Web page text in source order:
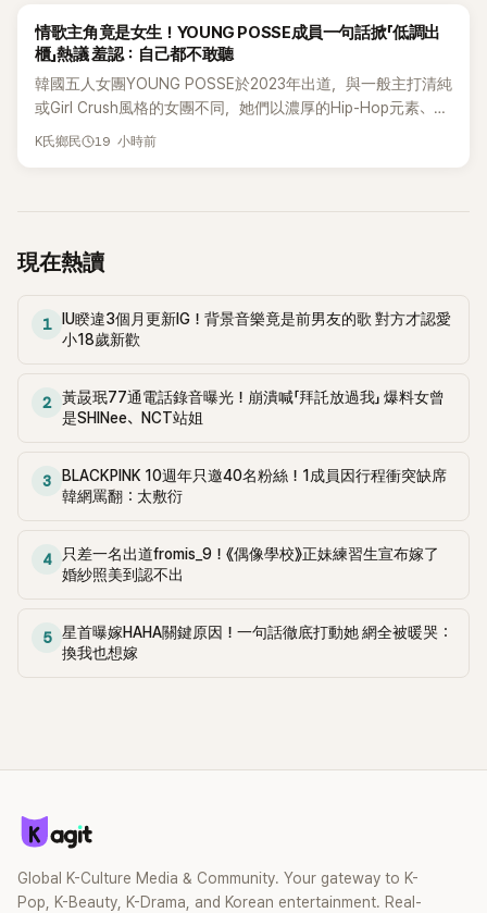
K-POP
情歌主角竟是女生！YOUNG POSSE成員一句話掀「低調出
櫃」熱議 羞認：自己都不敢聽
韓國五人女團YOUNG POSSE於2023年出道，與一般主打清純
或Girl Crush風格的女團不同，她們以濃厚的Hip-Hop元素、自
創Rap及成員親自參與創作為特色，MV也融入美式街頭、塗
K氏鄉民 19 小時前
現在熱讀
1
IU睽違3個月更新IG！背景音樂竟是前男友的歌 對方才認愛
小18歲新歡
2
黃晸珉77通電話錄音曝光！崩潰喊「拜託放過我」 爆料女曾
是SHINee、NCT站姐
3
BLACKPINK 10週年只邀40名粉絲！1成員因行程衝突缺席
韓網罵翻：太敷衍
4
只差一名出道fromis_9！《偶像學校》正妹練習生宣布嫁了
婚紗照美到認不出
5
星首曝嫁HAHA關鍵原因！一句話徹底打動她 網全被暖哭：
換我也想嫁
Global K-Culture Media & Community. Your gateway to K-
Pop, K-Beauty, K-Drama, and Korean entertainment. Real-